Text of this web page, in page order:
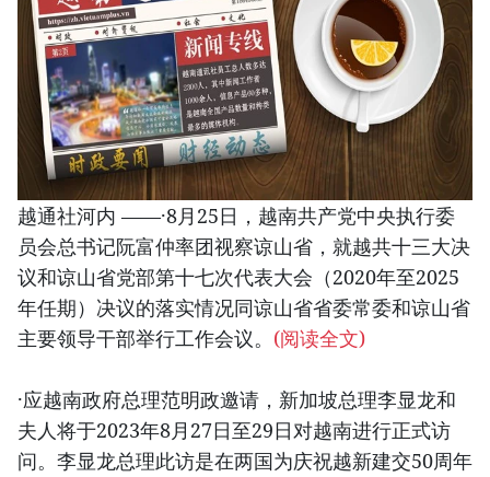
越通社河内 ——·8月25日，越南共产党中央执行委
员会总书记阮富仲率团视察谅山省，就越共十三大决
议和谅山省党部第十七次代表大会（2020年至2025
年任期）决议的落实情况同谅山省省委常委和谅山省
主要领导干部举行工作会议。 (阅读全文)
·应越南政府总理范明政邀请，新加坡总理李显龙和
夫人将于2023年8月27日至29日对越南进行正式访
问。李显龙总理此访是在两国为庆祝越新建交50周年